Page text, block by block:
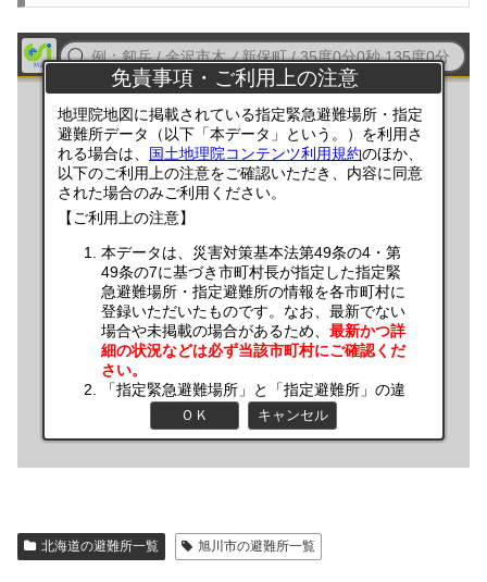
北海道の避難所一覧 旭川市の避難所一覧